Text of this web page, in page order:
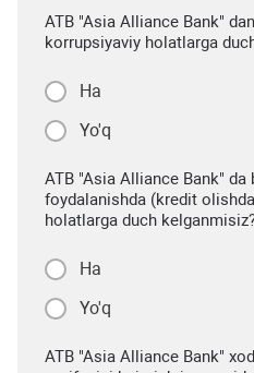
ATB "Asia Alliance Bank"
korrupsiyaviy holatlarga
Ha
Yo'q
ATB "Asia Alliance Bank"
foydalanishda (kredit
holatlarga duch
Ha
Yo'q
ATB "Asia Alliance Bank"